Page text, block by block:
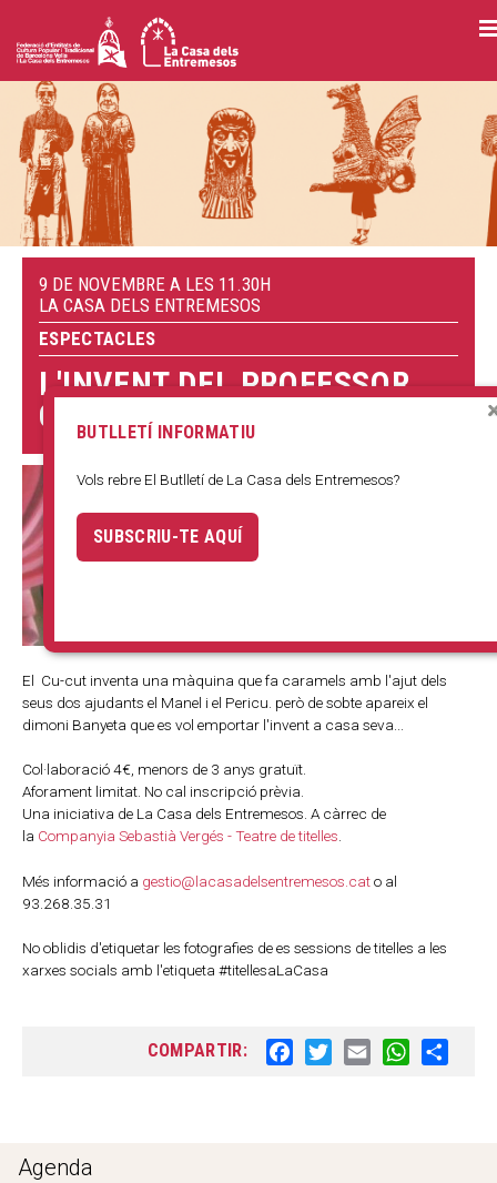
Vés
al
9 DE NOVEMBRE A LES 11.30H
LA CASA DELS ENTREMESOS
ESPECTACLES
L'INVENT DEL PROFESSOR
CUCUT
El Cu-cut inventa una màquina que fa caramels amb l'ajut dels
seus dos ajudants el Manel i el Pericu. però de sobte apareix el
dimoni Banyeta que es vol emportar l'invent a casa seva...
Col·laboració 4€, menors de 3 anys gratuït.
Aforament limitat. No cal inscripció prèvia.
Una iniciativa de La Casa dels Entremesos. A càrrec de
la Companyia Sebastià Vergés - Teatre de titelles.
Més informació a gestio@lacasadelsentremesos.cato al
93.268.35.31
No oblidis d'etiquetar les fotografies de es sessions de titelles a les
xarxes socials amb l'etiqueta #titellesaLaCasa
COMPARTIR:
Agenda
BUTLLETÍ INFORMATIU
Vols rebre El Butlletí de La Casa dels Entremesos?
SUBSCRIU-TE AQUÍ